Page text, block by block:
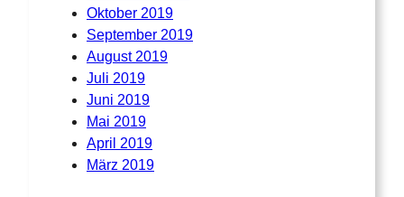
Oktober 2019
September 2019
August 2019
Juli 2019
Juni 2019
Mai 2019
April 2019
März 2019